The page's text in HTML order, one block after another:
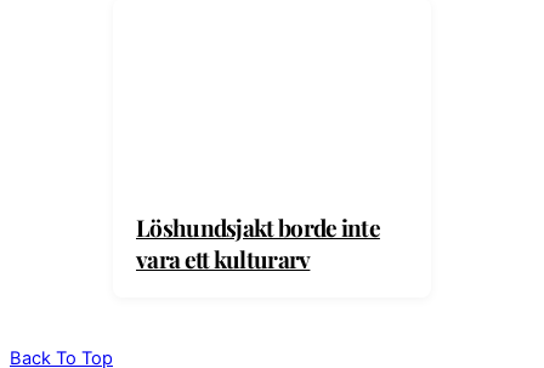
Löshundsjakt borde inte
vara ett kulturarv
Back To Top